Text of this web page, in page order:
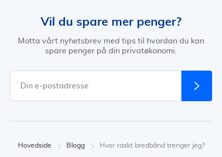
Vil du spare mer penger?
Motta vårt nyhetsbrev med tips til hvordan du kan
spare penger på din privatøkonomi.
Hovedside Blogg Hvor raskt bredbånd trenger jeg?